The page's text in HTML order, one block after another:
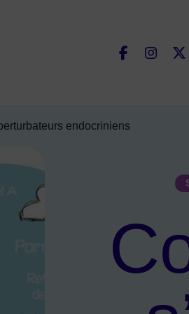
endocriniens